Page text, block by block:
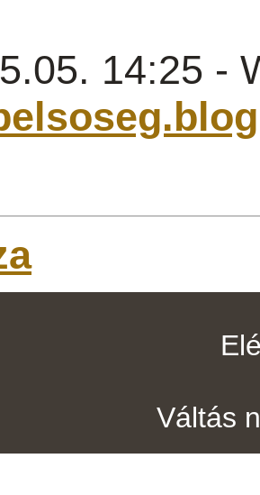
14:25 -
Váltás